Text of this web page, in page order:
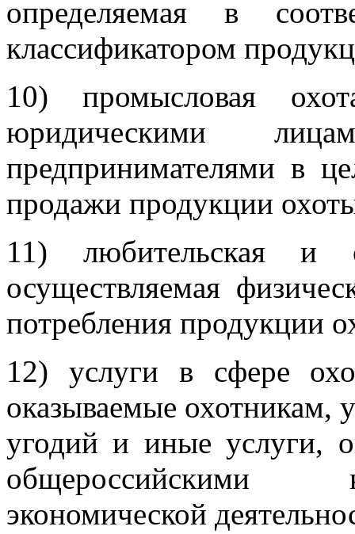
определяемая в
классификатором
10) промысловая
юридическими
предпринимателями в
продажи продукции
11) любительская и
осуществляемая
потребления продукции
12) услуги в сфере
оказываемые охотникам,
угодий и иные услуги,
общероссийскими
экономической